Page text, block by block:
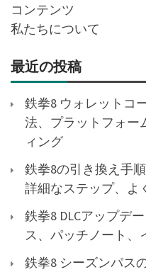
コンテンツ
私たちについて
最近の投稿
鉄拳8 ウォレットコ
法、プラットフォー
ィング
鉄拳8の引き換え手
詳細なステップ、よ
鉄拳8 DLCアップデ
ス、パッチノート、
鉄拳8 シーズンパス